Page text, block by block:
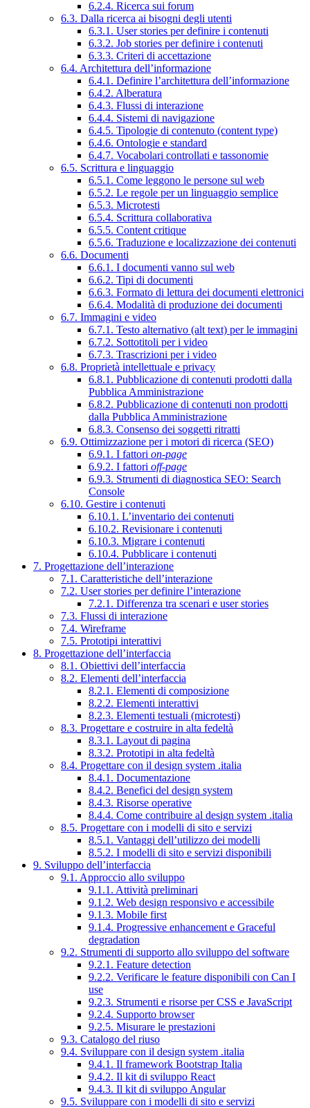
6.2.4. Ricerca sui forum
6.3. Dalla ricerca ai bisogni degli utenti
6.3.1. User stories per definire i contenuti
6.3.2. Job stories per definire i contenuti
6.3.3. Criteri di accettazione
6.4. Architettura dell’informazione
6.4.1. Definire l’architettura dell’informazione
6.4.2. Alberatura
6.4.3. Flussi di interazione
6.4.4. Sistemi di navigazione
6.4.5. Tipologie di contenuto (content type)
6.4.6. Ontologie e standard
6.4.7. Vocabolari controllati e tassonomie
6.5. Scrittura e linguaggio
6.5.1. Come leggono le persone sul web
6.5.2. Le regole per un linguaggio semplice
6.5.3. Microtesti
6.5.4. Scrittura collaborativa
6.5.5. Content critique
6.5.6. Traduzione e localizzazione dei contenuti
6.6. Documenti
6.6.1. I documenti vanno sul web
6.6.2. Tipi di documenti
6.6.3. Formato di lettura dei documenti elettronici
6.6.4. Modalità di produzione dei documenti
6.7. Immagini e video
6.7.1. Testo alternativo (alt text) per le immagini
6.7.2. Sottotitoli per i video
6.7.3. Trascrizioni per i video
6.8. Proprietà intellettuale e privacy
6.8.1. Pubblicazione di contenuti prodotti dalla
Pubblica Amministrazione
6.8.2. Pubblicazione di contenuti non prodotti
dalla Pubblica Amministrazione
6.8.3. Consenso dei soggetti ritratti
6.9. Ottimizzazione per i motori di ricerca (SEO)
6.9.1. I fattori on-page
6.9.2. I fattori off-page
6.9.3. Strumenti di diagnostica SEO: Search
Console
6.10. Gestire i contenuti
6.10.1. L’inventario dei contenuti
6.10.2. Revisionare i contenuti
6.10.3. Migrare i contenuti
6.10.4. Pubblicare i contenuti
7. Progettazione dell’interazione
7.1. Caratteristiche dell’interazione
7.2. User stories per definire l’interazione
7.2.1. Differenza tra scenari e user stories
7.3. Flussi di interazione
7.4. Wireframe
7.5. Prototipi interattivi
8. Progettazione dell’interfaccia
8.1. Obiettivi dell’interfaccia
8.2. Elementi dell’interfaccia
8.2.1. Elementi di composizione
8.2.2. Elementi interattivi
8.2.3. Elementi testuali (microtesti)
8.3. Progettare e costruire in alta fedeltà
8.3.1. Layout di pagina
8.3.2. Prototipi in alta fedeltà
8.4. Progettare con il design system .italia
8.4.1. Documentazione
8.4.2. Benefici del design system
8.4.3. Risorse operative
8.4.4. Come contribuire al design system .italia
8.5. Progettare con i modelli di sito e servizi
8.5.1. Vantaggi dell’utilizzo dei modelli
8.5.2. I modelli di sito e servizi disponibili
9. Sviluppo dell’interfaccia
9.1. Approccio allo sviluppo
9.1.1. Attività preliminari
9.1.2. Web design responsivo e accessibile
9.1.3. Mobile first
9.1.4. Progressive enhancement e Graceful
degradation
9.2. Strumenti di supporto allo sviluppo del software
9.2.1. Feature detection
9.2.2. Verificare le feature disponibili con Can I
use
9.2.3. Strumenti e risorse per CSS e JavaScript
9.2.4. Supporto browser
9.2.5. Misurare le prestazioni
9.3. Catalogo del riuso
9.4. Sviluppare con il design system .italia
9.4.1. Il framework Bootstrap Italia
9.4.2. Il kit di sviluppo React
9.4.3. Il kit di sviluppo Angular
9.5. Sviluppare con i modelli di sito e servizi